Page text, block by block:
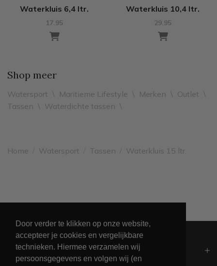
Door verder te klikken op onze website,
accepteer je cookies en vergelijkbare
technieken. Hiermee verzamelen wij
persoonsgegevens en volgen wij (en
Waterkluis 6,4 ltr.
17.95
Waterkluis 10,4 ltr.
29.95
Shop meer
Watersport \ Maritieme Lifestyle \ Merken \ Outlet \
Tassen \ Waterdichte tassen \
Home Watersport Tassen Waterkluis 15 ltr.
Algemeen